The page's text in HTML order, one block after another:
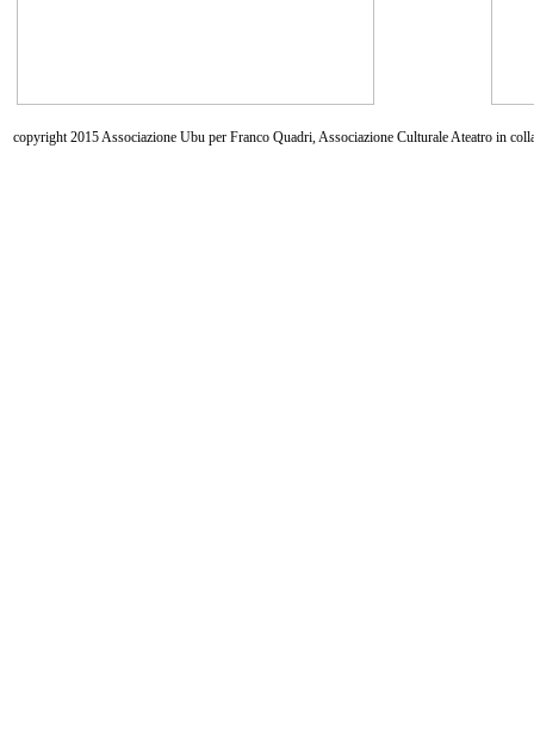
copyright 2015 Associazione Ubu per Franco Quadri, Associazione Culturale Ateatro in